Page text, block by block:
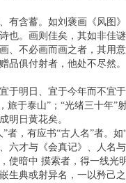
有含蓄。如刘褒画《风图
也。画则佳矣，其如非佳
、不必画而画之者，其用
品俱付射者，他处不尽然
于明日、宜于今年而不宜
旅于泰山”；“光绪三十年”
明日黄花矣。
者，有应书“古人名”者。
六才与《会真记》、人名
使暗中 摸索者，得一线光
生典或射异名，一以矜己